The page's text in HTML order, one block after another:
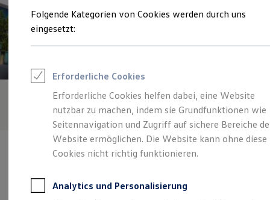
Gewerbliche Personenbeförderung
Service & mobile Werkstätten
Kühlfahrzeuge
ONE Business ID Vorteile
Fahrzeugsuche & Marktplatz
Fahrzeugsuche
Fahrzeuge online kaufen
Digitaler Marktplatz
Kauf & Finanzierung
Online-Fahrzeugbewertung
Aktionen & Angebote
Für Gewerbekunden
Verantwortlich für die Inhalte auf dieser Seite ist die Autohaus
Folgende Kategorien von Cookies werden durch uns
eingesetzt:
Erforderliche Cookies
Erforderliche Cookies helfen dabei, eine Website
nutzbar zu machen, indem sie Grundfunktionen wie
Seitennavigation und Zugriff auf sichere Bereiche
Website ermöglichen. Die Website kann ohne diese
Cookies nicht richtig funktionieren.
Analytics und Personalisierung